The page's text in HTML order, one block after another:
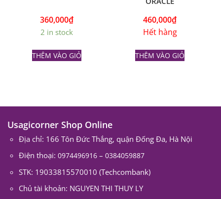
360,000₫
2 in stock
THÊM VÀO GIỎ
460,000₫
Hết hàng
THÊM VÀO GIỎ
Usagicorner Shop Online
Địa chỉ: 166 Tôn Đức Thắng, quận Đống Đa, Hà Nội
Điện thoại: 0974496916 – 0384059887
STK: 19033815570010 (Techcombank)
Chủ tài khoản: NGUYEN THI THUY LY